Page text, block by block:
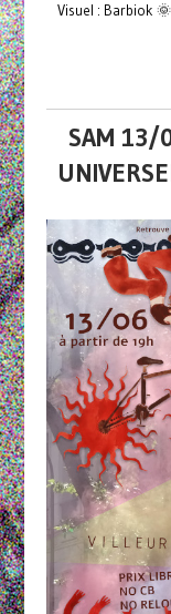
Visuel : Barbiok 🌞
SAM 13/